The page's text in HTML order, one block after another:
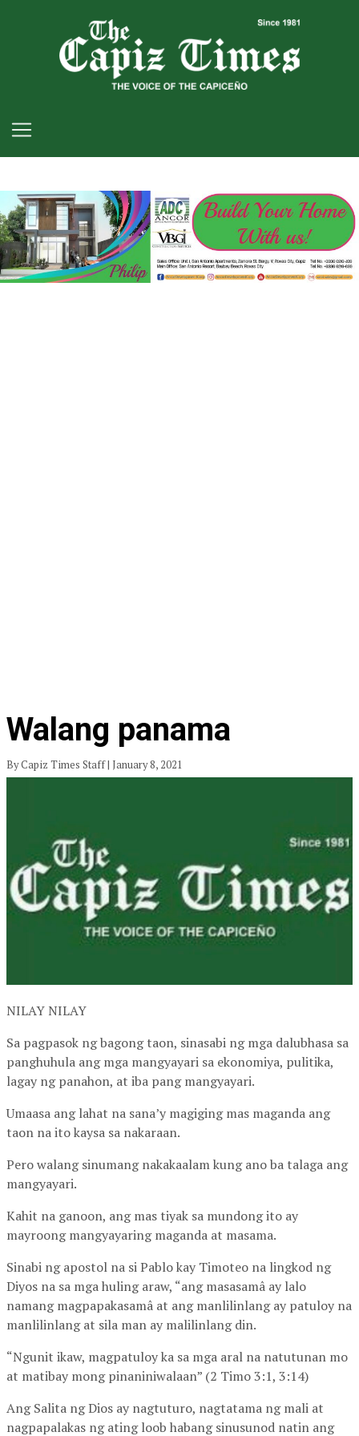
Walang panama
By Capiz Times Staff | January 8, 2021
NILAY NILAY
Sa pagpasok ng bagong taon, sinasabi ng mga dalubhasa sa
panghuhula ang mga mangyayari sa ekonomiya, pulitika,
lagay ng panahon, at iba pang mangyayari.
Umaasa ang lahat na sana’y magiging mas maganda ang
taon na ito kaysa sa nakaraan.
Pero walang sinumang nakakaalam kung ano ba talaga ang
mangyayari.
Kahit na ganoon, ang mas tiyak sa mundong ito ay
mayroong mangyayaring maganda at masama.
Sinabi ng apostol na si Pablo kay Timoteo na lingkod ng
Diyos na sa mga huling araw, “ang masasamâ ay lalo
namang magpapakasamâ at ang manlilinlang ay patuloy na
manlilinlang at sila man ay malilinlang din.
“Ngunit ikaw, magpatuloy ka sa mga aral na natutunan mo
at matibay mong pinaniniwalaan” (2 Timo 3:1, 3:14)
Ang Salita ng Dios ay nagtuturo, nagtatama ng mali at
nagpapalakas ng ating loob habang sinusunod natin ang